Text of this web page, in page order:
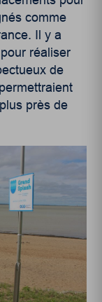
comme
Il y a
réaliser
de
près de